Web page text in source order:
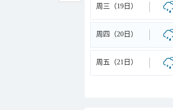
周三（19日）
周四（20日）
周五（21日）